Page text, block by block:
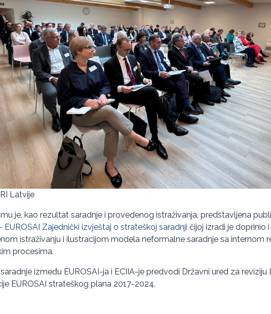
Latvije
je, kao rezultat saradnje i provedenog istraživanja, predstavljena
EUROSAI Zajednički izvještaj o strateškoj saradnji čijoj izradi je doprinio
istraživanju i ilustracijom modela neformalne saradnje sa internom
procesima.
između EUROSAI-ja i ECIIA-je predvodi Državni ured za reviziju
EUROSAI strateškog plana 2017-2024.